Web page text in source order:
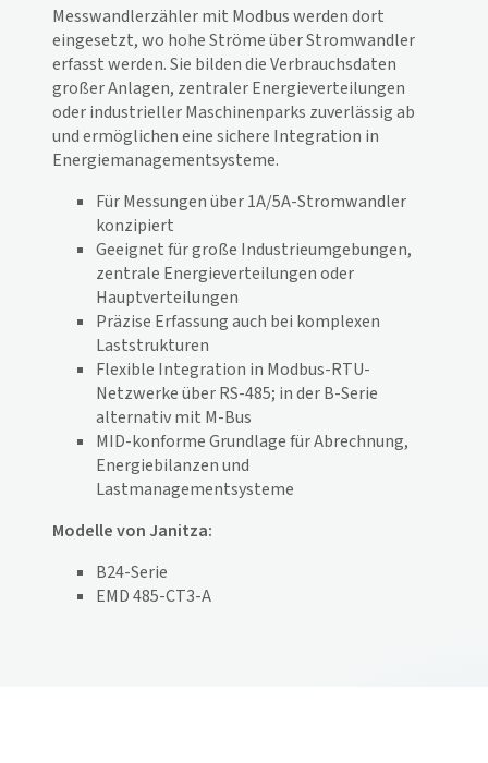
Messwandlerzähler mit Modbus werden dort
eingesetzt, wo hohe Ströme über Stromwandler
erfasst werden. Sie bilden die Verbrauchsdaten
großer Anlagen, zentraler Energieverteilungen
oder industrieller Maschinenparks zuverlässig ab
und ermöglichen eine sichere Integration in
Energiemanagementsysteme.
Für Messungen über 1A/5A-Stromwandler
konzipiert
Geeignet für große Industrieumgebungen,
zentrale Energieverteilungen oder
Hauptverteilungen
Präzise Erfassung auch bei komplexen
Laststrukturen
Flexible Integration in Modbus-RTU-
Netzwerke über RS-485; in der B-Serie
alternativ mit M-Bus
MID-konforme Grundlage für Abrechnung,
Energiebilanzen und
Lastmanagementsysteme
Modelle von Janitza:
B24-Serie
EMD 485-CT3-A